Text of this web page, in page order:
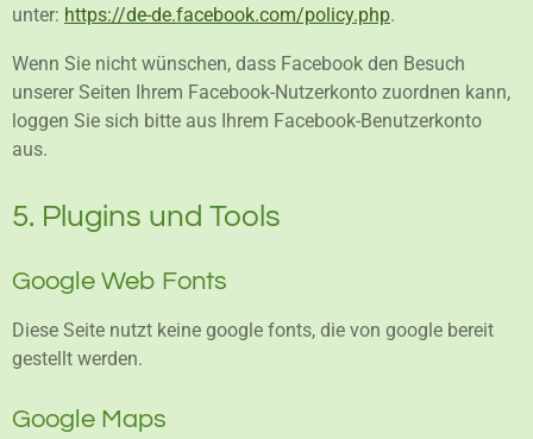
unter: https://de-de.facebook.com/policy.php.
Wenn Sie nicht wünschen, dass Facebook den Besuch
unserer Seiten Ihrem Facebook-Nutzerkonto zuordnen kann,
loggen Sie sich bitte aus Ihrem Facebook-Benutzerkonto
aus.
5. Plugins und Tools
Google Web Fonts
Diese Seite nutzt keine google fonts, die von google bereit
gestellt werden.
Google Maps